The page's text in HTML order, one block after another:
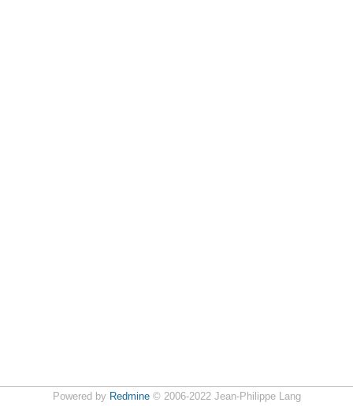
Powered by Redmine© 2006-2022 Jean-Philippe Lang